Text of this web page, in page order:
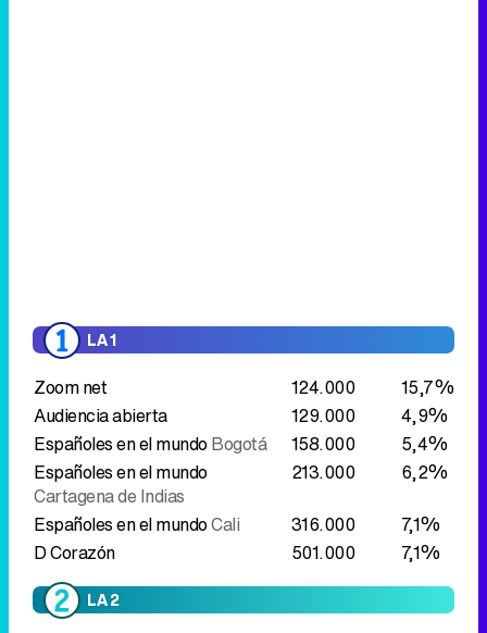
LA 1
Zoom net 124.000
15,7%
Audiencia abierta
129.000
4,9%
Españoles en el mundoBogotá 158.000
5,4%
Españoles en el mundo
Cartagena de Indias
213.000
6,2%
Españoles en el mundoCali 316.000
7,1%
D Corazón
501.000 7,1%
LA 2